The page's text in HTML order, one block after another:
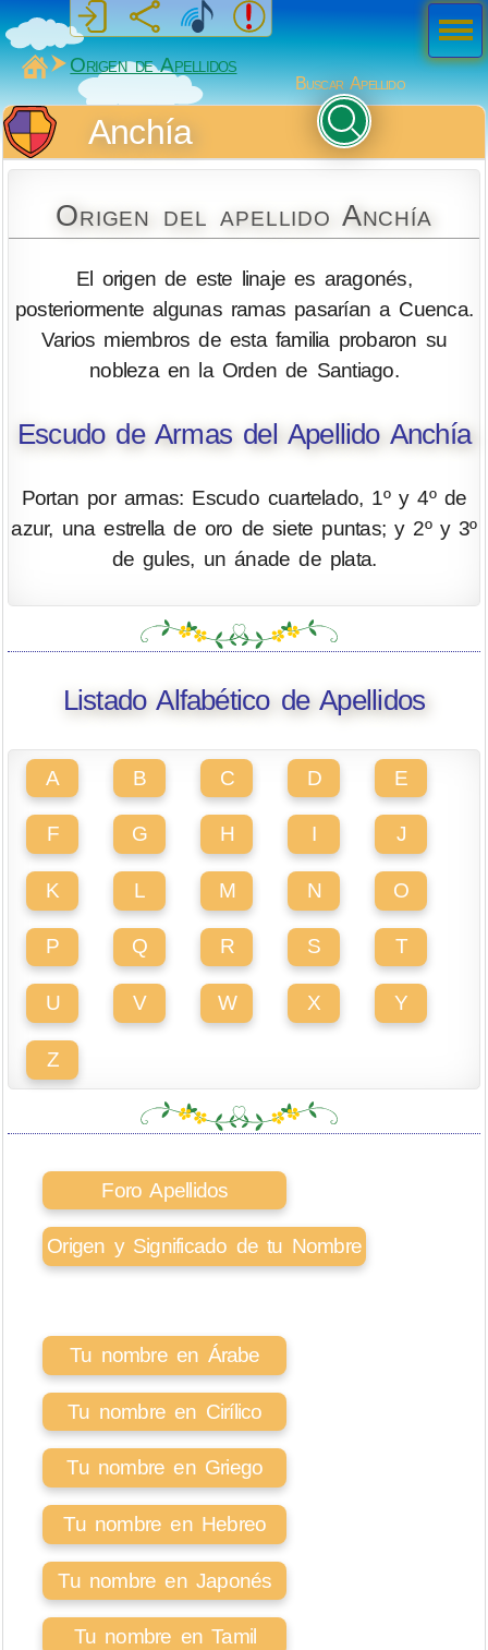
MiSabueso
Origen de Apellidos
Buscar Apellido
Anchía
Origen del apellido Anchía
El origen de este linaje es aragonés,
posteriormente algunas ramas pasarían a Cuenca.
Varios miembros de esta familia probaron su
nobleza en la Orden de Santiago.
Escudo de Armas del Apellido Anchía
Portan por armas: Escudo cuartelado, 1º y 4º de
azur, una estrella de oro de siete puntas; y 2º y 3º
de gules, un ánade de plata.
Listado Alfabético de Apellidos
A B C D E
F G H I J
K L M N O
P Q R S T
U V W X Y
Z
Foro Apellidos
Origen y Significado de tu Nombre
Tu nombre en Árabe
Tu nombre en Cirílico
Tu nombre en Griego
Tu nombre en Hebreo
Tu nombre en Japonés
Tu nombre en Tamil
Men
ú